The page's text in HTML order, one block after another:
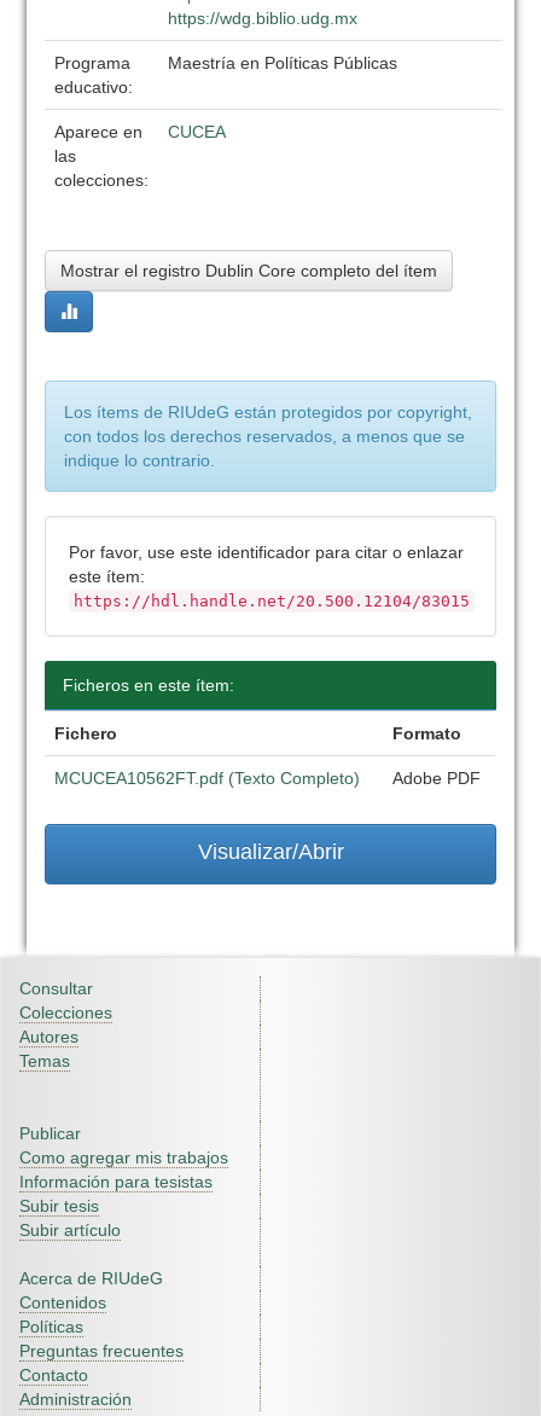
https://wdg.biblio.udg.mx
Programa
educativo:
Maestría en Políticas Públicas
Aparece en
las
colecciones:
CUCEA
Mostrar el registro Dublin Core completo del ítem
Los ítems de RIUdeG están protegidos por copyright,
con todos los derechos reservados, a menos que se
indique lo contrario.
Por favor, use este identificador para citar o enlazar
este ítem:
https://hdl.handle.net/20.500.12104/83015
Ficheros en este ítem:
Fichero Formato
MCUCEA10562FT.pdf (Texto Completo) Adobe PDF
Visualizar/Abrir
Consultar
Colecciones
Autores
Temas
Publicar
Como agregar mis trabajos
Información para tesistas
Subir tesis
Subir artículo
Acerca de RIUdeG
Contenidos
Políticas
Preguntas frecuentes
Contacto
Administración